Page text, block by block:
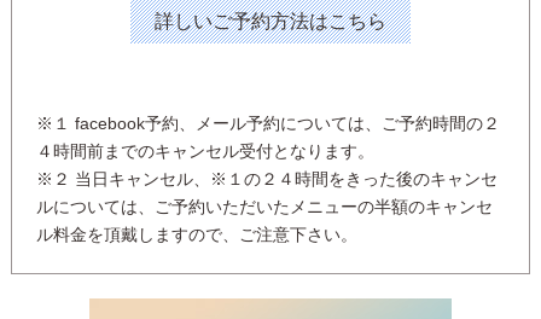
詳しいご予約方法はこちら
※１ facebook予約、メール予約については、ご予約時間の２
４時間前までのキャンセル受付となります。
※２ 当日キャンセル、※１の２４時間をきった後のキャンセ
ルについては、ご予約いただいたメニューの半額のキャンセ
ル料金を頂戴しますので、ご注意下さい。